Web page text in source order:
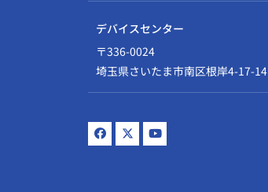
デバイスセンター
〒336-0024
埼玉県さいたま市南区根岸4-17-14